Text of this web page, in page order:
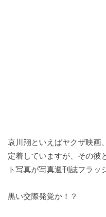
哀川翔といえばヤクザ映画
定着していますが、その彼
ト写真が写真週刊誌フラッ
黒い交際発覚か！？